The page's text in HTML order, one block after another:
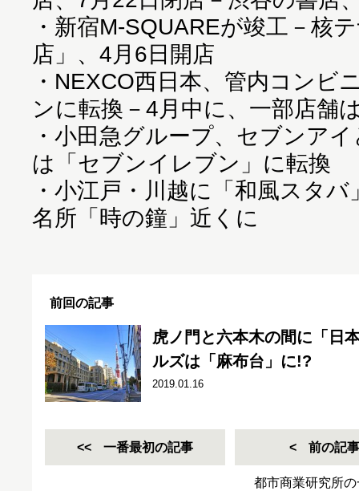
・ 新宿M-SQUAREが竣工－核
店」、4月6日開店
・ NEXCO西日本、管内コンビ
ンに転換－4月中に、一部店舗
・ 小田急グループ、セブンア
は「セブンイレブン」に転換
・ 小江戸・川越に「和風スタバ
名所「時の鐘」近くに
前回の記事
虎ノ門と六本木の間に「日
ルズは「麻布台」に!?
2019.01.16
一番最初の記事 前の記事
都市商業研究所